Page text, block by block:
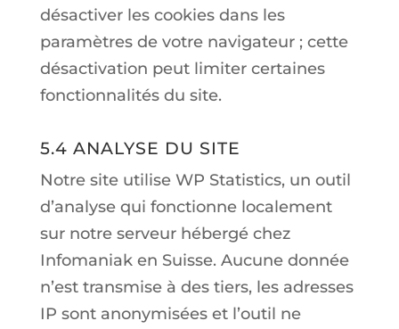
désactiver les cookies dans les
paramètres de votre navigateur ; cette
désactivation peut limiter certaines
fonctionnalités du site.
5.4 ANALYSE DU SITE
Notre site utilise WP Statistics, un outil
d’analyse qui fonctionne localement
sur notre serveur hébergé chez
Infomaniak en Suisse. Aucune donnée
n’est transmise à des tiers, les adresses
IP sont anonymisées et l’outil ne